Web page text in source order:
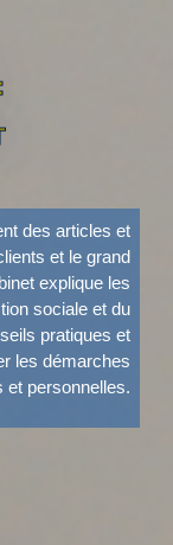
des articles et
et le grand
explique les
sociale et du
pratiques et
les démarches
et personnelles.